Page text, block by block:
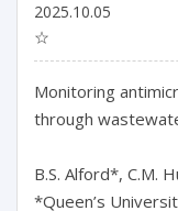
2025.10.05
☆
Monitoring
through
B.S. Alford*, C.M.
*Queen’s